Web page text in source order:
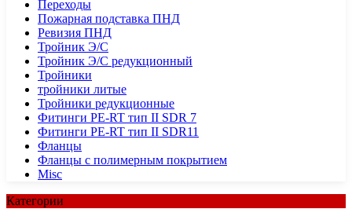
Переходы
Пожарная подставка ПНД
Ревизия ПНД
Тройник Э/С
Тройник Э/С редукционный
Тройники
тройники литые
Тройники редукционные
Фитинги PE-RT тип II SDR 7
Фитинги PE-RT тип II SDR11
Фланцы
Фланцы с полимерным покрытием
Misc
Категории